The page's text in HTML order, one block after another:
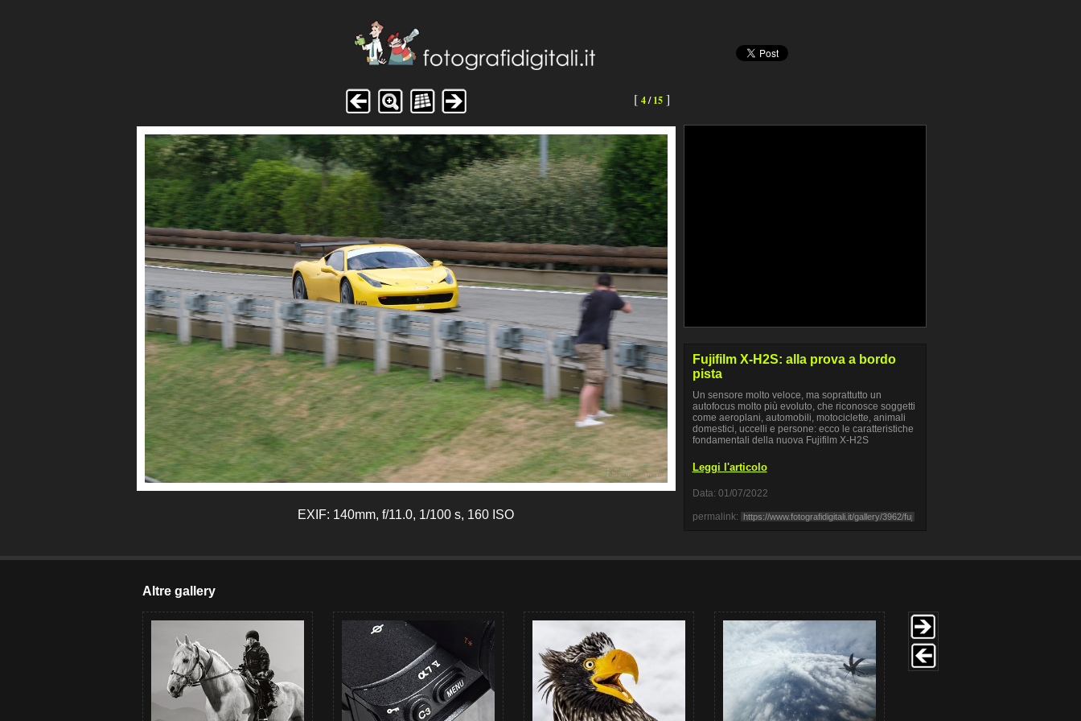
[ 4/15]
EXIF: 140mm, f/11.0, 1/100 s, 160 ISO
Fujifilm X-H2S: alla prova a bordo
pista
Un sensore molto veloce, ma soprattutto un
autofocus molto più evoluto, che riconosce soggetti
come aeroplani, automobili, motociclette, animali
domestici, uccelli e persone: ecco le caratteristiche
fondamentali della nuova Fujifilm X-H2S
Leggi l'articolo
Data: 01/07/2022
permalink:
Altre gallery